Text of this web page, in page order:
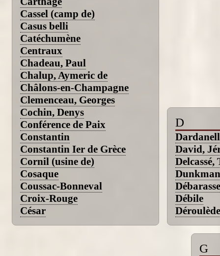
Cassel (camp de)
Casus belli
Catéchumène
Centraux
Chadeau, Paul
Chalup, Aymeric de
Châlons-en-Champagne
Clemenceau, Georges
Cochin, Denys
Conférence de Paix
Constantin
Constantin Ier de Grèce
Cornil (usine de)
Cosaque
Coussac-Bonneval
Croix-Rouge
César
D
David,
Débile
G